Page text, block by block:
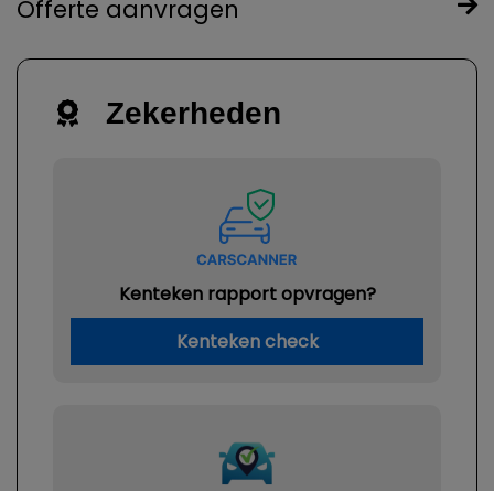
Offerte aanvragen
Zekerheden
Kenteken rapport opvragen?
Kenteken check